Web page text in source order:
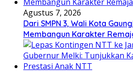
Agustus 7, 2026
Dari SMPN 3, Wali Kota
Membangun Karakter